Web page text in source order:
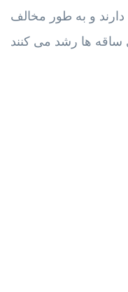
دارند و به طور مخالف